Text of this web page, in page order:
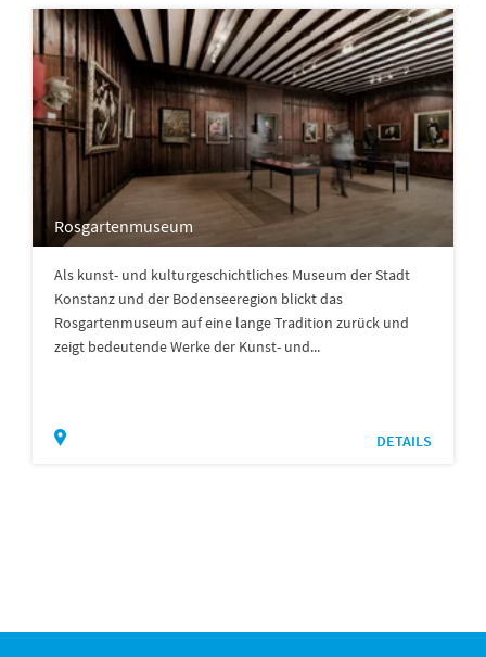
Rosgartenmuseum
Als kunst- und kulturgeschichtliches Museum der Stadt
Konstanz und der Bodenseeregion blickt das
Rosgartenmuseum auf eine lange Tradition zurück und
zeigt bedeutende Werke der Kunst- und...
DETAILS